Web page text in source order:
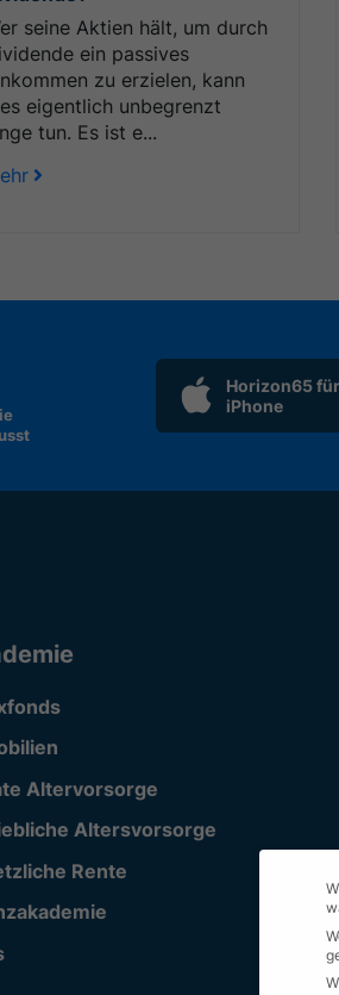
seine Aktien hält, um durch
ein passives
zu erzielen, kann
eigentlich unbegrenzt
tun. Es ist e...
Horizon65 für
iPhone
Altervorsorge
Altersvorsorge
Rente